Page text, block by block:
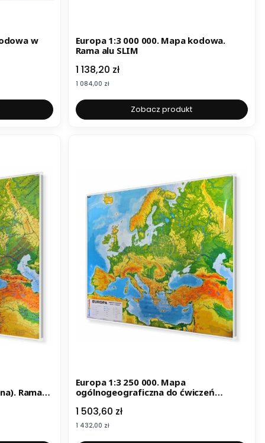
w
Europa 1:3 000 000. Mapa kodowa.
Rama alu SLIM
Cena
1 138,20 zł
Cena
1 084,00 zł
Zobacz produkt
Rama
Europa 1:3 250 000. Mapa
ogólnogeograficzna do ćwiczeń
Cena
1 503,60 zł
Cena
1 432,00 zł